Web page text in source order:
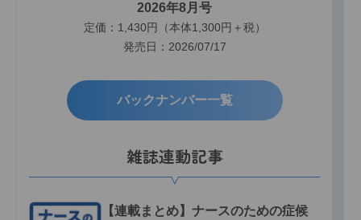
2026年8月号
定価：1,430円（本体1,300円＋税）
発売日：2026/07/17
バックナンバー一覧
雑誌連動記事
【連載まとめ】ナースのための症候